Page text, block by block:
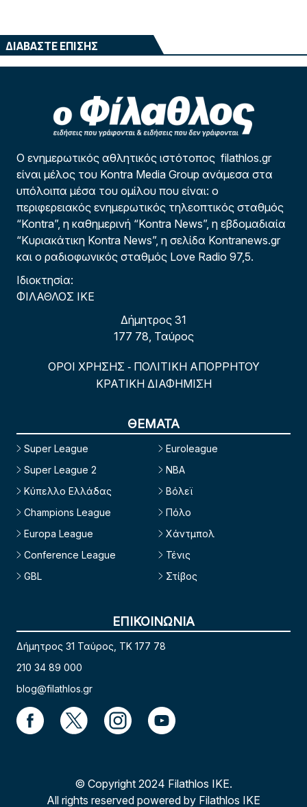
ΔΙΑΒΑΣΤΕ ΕΠΙΣΗΣ
Ο ενημερωτικός αθλητικός ιστότοπος filathlos.gr
είναι μέλος του Kontra Media Group ανάμεσα στα
υπόλοιπα μέσα του ομίλου που είναι: ο
περιφερειακός ενημερωτικός τηλεοπτικός σταθμός
“Kontra”, η καθημερινή “Kontra News”, η εβδομαδιαία
“Κυριακάτικη Kontra News”, η σελίδα Kontranews.gr
και ο ραδιοφωνικός σταθμός Love Radio 97,5.
Ιδιοκτησία:
ΦΙΛΑΘΛΟΣ ΙΚΕ
Δήμητρος 31
177 78, Ταύρος
ΟΡΟΙ ΧΡΗΣΗΣ - ΠΟΛΙΤΙΚΗ ΑΠΟΡΡΗΤΟΥ
ΚΡΑΤΙΚΗ ΔΙΑΦΗΜΙΣΗ
ΘΕΜΑΤΑ
Super League
Super League 2
Κύπελλο Ελλάδας
Champions League
Europa League
Conference League
GBL
Euroleague
NBA
Βόλεϊ
Πόλο
Χάντμπολ
Τένις
Στίβος
ΕΠΙΚΟΙΝΩΝΙΑ
Δήμητρος 31 Ταύρος, TK 177 78
210 34 89 000
blog@filathlos.gr
© Copyright 2024 Filathlos ΙΚΕ.
All rights reserved powered by Filathlos ΙΚΕ